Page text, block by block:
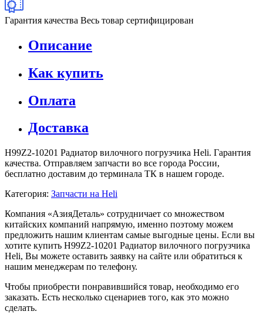
Гарантия качества Весь товар сертифицирован
Описание
Как купить
Оплата
Доставка
H99Z2-10201 Радиатор вилочного погрузчика Heli. Гарантия
качества. Отправляем запчасти во все города России,
бесплатно доставим до терминала ТК в нашем городе.
Категория: Запчасти на Heli
Компания «АзияДеталь» сотрудничает со множеством
китайских компаний напрямую, именно поэтому можем
предложить нашим клиентам самые выгодные цены. Если вы
хотите купить H99Z2-10201 Радиатор вилочного погрузчика
Heli, Вы можете оставить заявку на сайте или обратиться к
нашим менеджерам по телефону.
Чтобы приобрести понравившийся товар, необходимо его
заказать. Есть несколько сценариев того, как это можно
сделать.